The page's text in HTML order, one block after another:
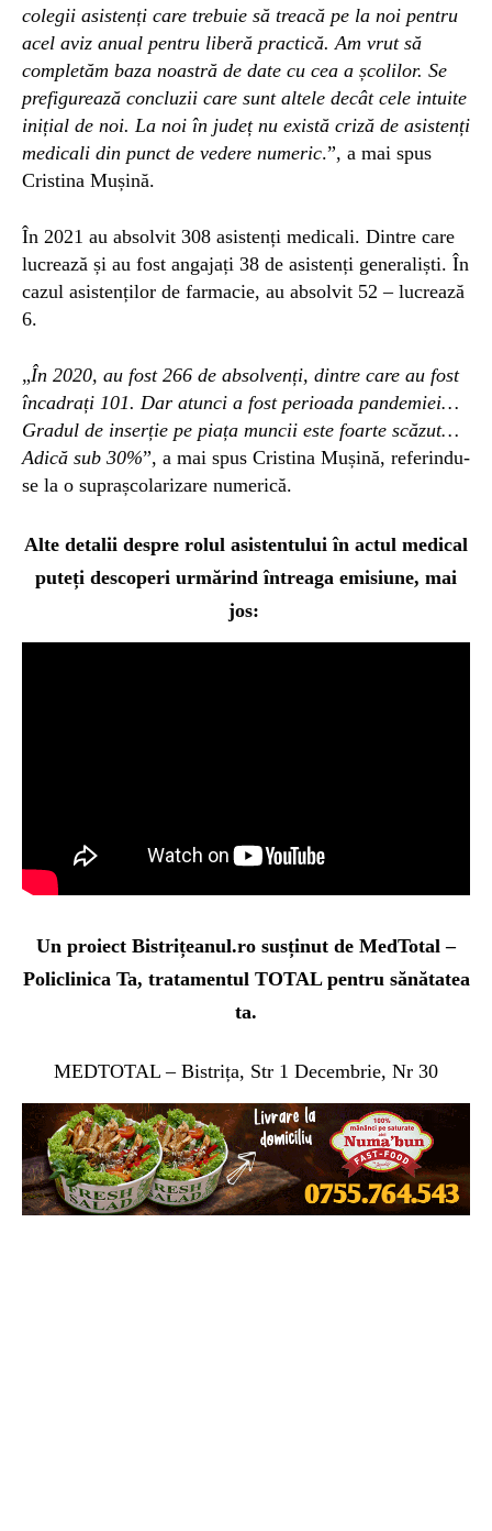
colegii asistenți care trebuie să treacă pe la noi pentru
acel aviz anual pentru liberă practică. Am vrut să
completăm baza noastră de date cu cea a școlilor. Se
prefigurează concluzii care sunt altele decât cele intuite
inițial de noi. La noi în județ nu există criză de asistenți
medicali din punct de vedere numeric.”, a mai spus
Cristina Mușină.
În 2021 au absolvit 308 asistenți medicali. Dintre care
lucrează și au fost angajați 38 de asistenți generaliști. În
cazul asistenților de farmacie, au absolvit 52 – lucrează
6.
„În 2020, au fost 266 de absolvenți, dintre care au fost
încadrați 101. Dar atunci a fost perioada pandemiei…
Gradul de inserție pe piața muncii este foarte scăzut…
Adică sub 30%”, a mai spus Cristina Mușină, referindu-
se la o suprașcolarizare numerică.
Alte detalii despre rolul asistentului în actul medical
puteți descoperi urmărind întreaga emisiune, mai
jos:
Un proiect Bistrițeanul.ro susținut de MedTotal –
Policlinica Ta, tratamentul TOTAL pentru sănătatea
ta.
MEDTOTAL – Bistrița, Str 1 Decembrie, Nr 30